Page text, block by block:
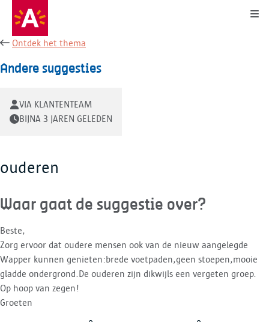
Ontdek het thema
Andere suggesties
VIA KLANTENTEAM
BIJNA 3 JAREN GELEDEN
ouderen
Waar gaat de suggestie over?
Beste,
Zorg ervoor dat oudere mensen ook van de nieuw aangelegde
Wapper kunnen genieten:brede voetpaden,geen stoepen,mooie
gladde ondergrond.De ouderen zijn dikwijls een vergeten groep.
Op hoop van zegen!
Groeten